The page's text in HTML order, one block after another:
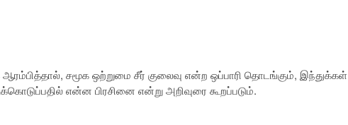
சமூக ஒற்றுமை சீர் குலைவு என்ற ஒப்பாரி தொடங்கும், இந்துக்கள்
என்ன பிரசினை என்று அறிவுரை கூறப்படும்.